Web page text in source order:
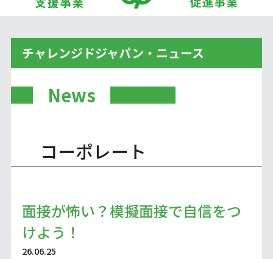
チャレンジドジャパン・ニュース
News
コーポレート
面接が怖い？模擬面接で自信をつ
けよう！
26.06.25